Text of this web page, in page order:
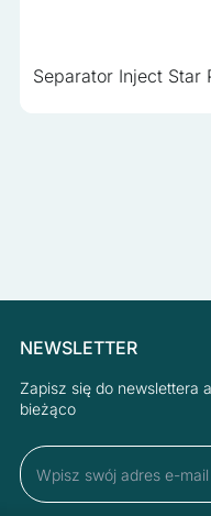
Separator Inject Star
NEWSLETTER
Zapisz się do newslettera
bieżąco